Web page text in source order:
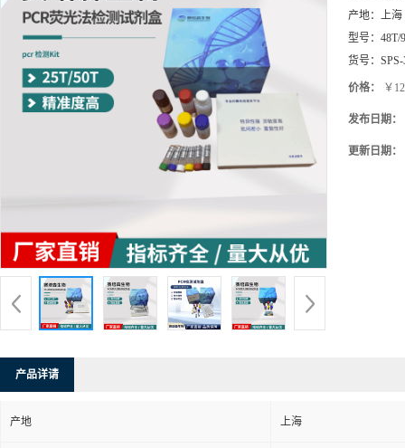
产地： 上海
型号： 48T/
货号：
价格： ￥
发布日期：
更新日期：
产品详请
产地 上海